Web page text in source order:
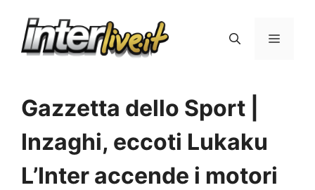
Menu
Gazzetta dello Sport |
Inzaghi, eccoti Lukaku
L’Inter accende i motori